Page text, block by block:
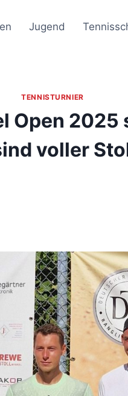
Jugend
TENNISTURNIER
Open 2025
voller